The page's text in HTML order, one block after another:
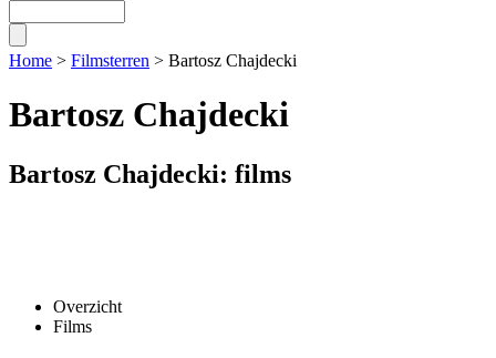
Home > Filmsterren > Bartosz Chajdecki
Bartosz Chajdecki
Bartosz Chajdecki: films
Overzicht
Films